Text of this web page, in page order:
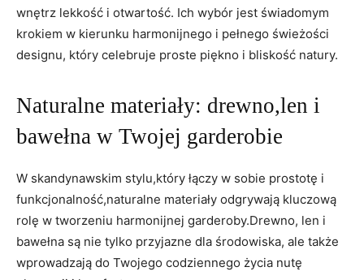
wnętrz lekkość i otwartość. Ich wybór jest świadomym
krokiem w kierunku harmonijnego i pełnego świeżości
designu, który celebruje proste piękno i bliskość natury.
Naturalne materiały: drewno,len i
bawełna w Twojej garderobie
W skandynawskim stylu,który łączy w sobie prostotę i
funkcjonalność,naturalne materiały odgrywają kluczową
rolę w tworzeniu harmonijnej garderoby.Drewno, len i
bawełna są nie tylko przyjazne dla środowiska, ale także
wprowadzają do Twojego codziennego życia nutę